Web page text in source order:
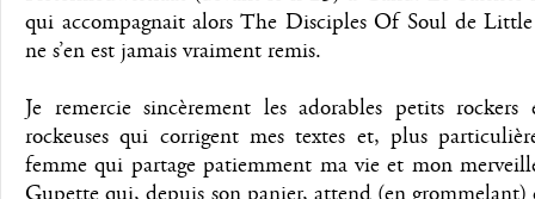
qui accompagnait alors The Disciples Of Soul de
ne s’en est jamais vraiment remis.
Je remercie sincèrement les adorables petits rockers
rockeuses qui corrigent mes textes et, plus
femme qui partage patiemment ma vie et mon